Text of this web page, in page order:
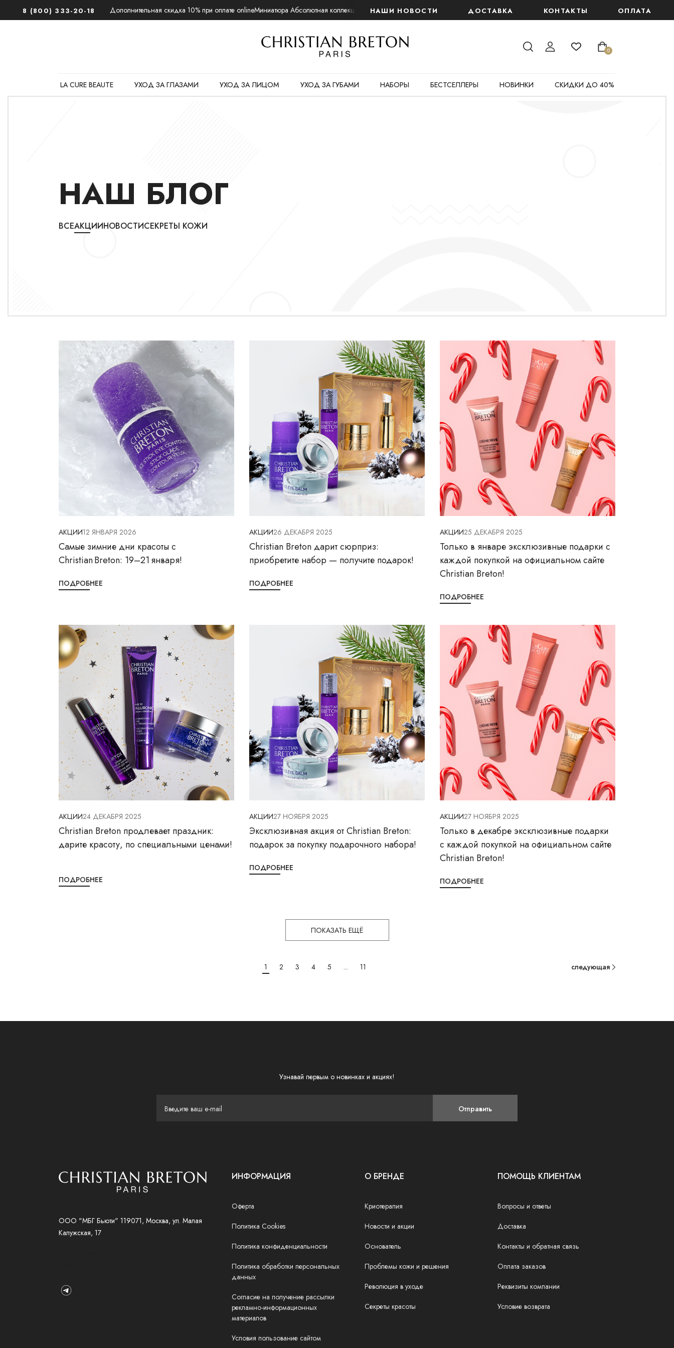
8 (800) 333-20-18 Дополнительная скидка 10% при оплате onlineМиниатюра Абсолютная коллекция. Ночной восстанавливающий крем "Глобальный антивозрастной эффект" 6 мл
НАШИ НОВОСТИ ДОСТАВКА КОНТАКТЫ ОПЛАТА
0
LA CURE BEAUTE УХОД ЗА ГЛАЗАМИ УХОД ЗА ЛИЦОМ УХОД ЗА ГУБАМИ НАБОРЫ БЕСТСЕЛЛЕРЫ НОВИНКИ СКИДКИ ДО 40%
НАШ БЛОГ
ВСЕАКЦИИНОВОСТИСЕКРЕТЫ КОЖИ
АКЦИИ12 ЯНВАРЯ 2026
Самые зимние дни красоты с
Christian Breton: 19–21 января!
ПОДРОБНЕЕ
АКЦИИ26 ДЕКАБРЯ 2025
Christian Breton дарит сюрприз:
приобретите набор — получите подарок!
ПОДРОБНЕЕ
АКЦИИ25 ДЕКАБРЯ 2025
Только в январе эксклюзивные подарки с
каждой покупкой на официальном сайте
Christian Breton!
ПОДРОБНЕЕ
АКЦИИ24 ДЕКАБРЯ 2025
Christian Breton продлевает праздник:
дарите красоту, по специальными ценами!
ПОДРОБНЕЕ
АКЦИИ27 НОЯБРЯ 2025
Эксклюзивная акция от Christian Breton:
подарок за покупку подарочного набора!
ПОДРОБНЕЕ
АКЦИИ27 НОЯБРЯ 2025
Только в декабре эксклюзивные подарки
с каждой покупкой на официальном сайте
Christian Breton!
ПОДРОБНЕЕ
ПОКАЗАТЬ ЕЩЁ
1 2 3 4 5 ... 11 следующая
Узнавай первым о новинках и акциях!
Отправить
ООО "МБГ Бьюти" 119071, Москва, ул. Малая
Калужская, 17
ИНФОРМАЦИЯ
Оферта
Политика Cookies
Политика конфиденциальности
Политика обработки персональных
данных
Согласие на получение рассылки
рекламно-информационных
материалов
Условия пользование сайтом
О БРЕНДЕ
Криотерапия
Новости и акции
Основатель
Проблемы кожи и решения
Революция в уходе
Секреты красоты
ПОМОЩЬ КЛИЕНТАМ
Вопросы и ответы
Доставка
Контакты и обратная связь
Оплата заказов
Реквизиты компании
Условие возврата